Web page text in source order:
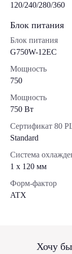
120/240/280/360
Блок питания
Блок питания
G750W-12EC
Мощность
750
Мощность
750 Вт
Сертификат 80
Standard
Система
1 x 120 мм
Форм-фактор
ATX
Хочу